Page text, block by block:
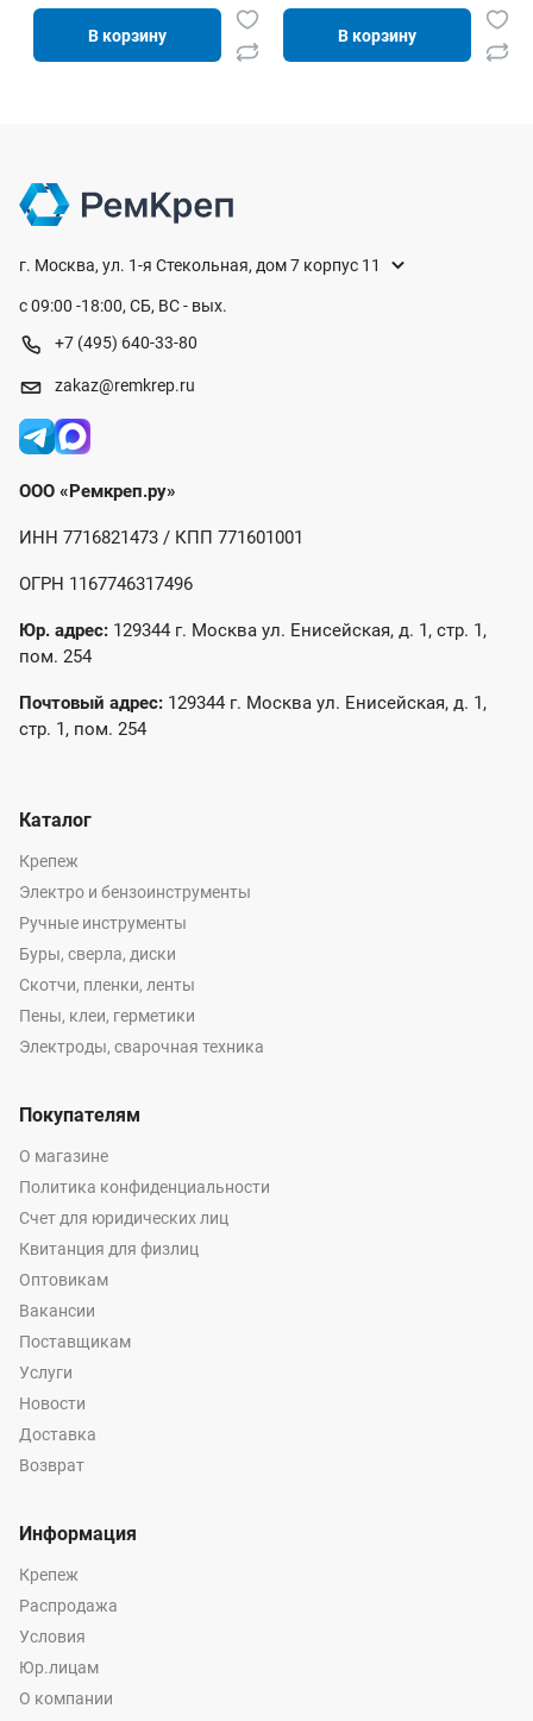
В корзину В корзину
г. Москва, ул. 1-я Стекольная, дом 7 корпус 11
с 09:00 -18:00, СБ, ВС - вых.
+7 (495) 640-33-80
zakaz@remkrep.ru
ООО «Ремкреп.ру»
ИНН 7716821473 / КПП 771601001
ОГРН 1167746317496
Юр. адрес: 129344 г. Москва ул. Енисейская, д. 1, стр. 1,
пом. 254
Почтовый адрес: 129344 г. Москва ул. Енисейская, д. 1,
стр. 1, пом. 254
Каталог
Крепеж
Электро и бензоинструменты
Ручные инструменты
Буры, сверла, диски
Скотчи, пленки, ленты
Пены, клеи, герметики
Электроды, сварочная техника
Покупателям
О магазине
Политика конфиденциальности
Счет для юридических лиц
Квитанция для физлиц
Оптовикам
Вакансии
Поставщикам
Услуги
Новости
Доставка
Возврат
Информация
Крепеж
Распродажа
Условия
Юр.лицам
О компании